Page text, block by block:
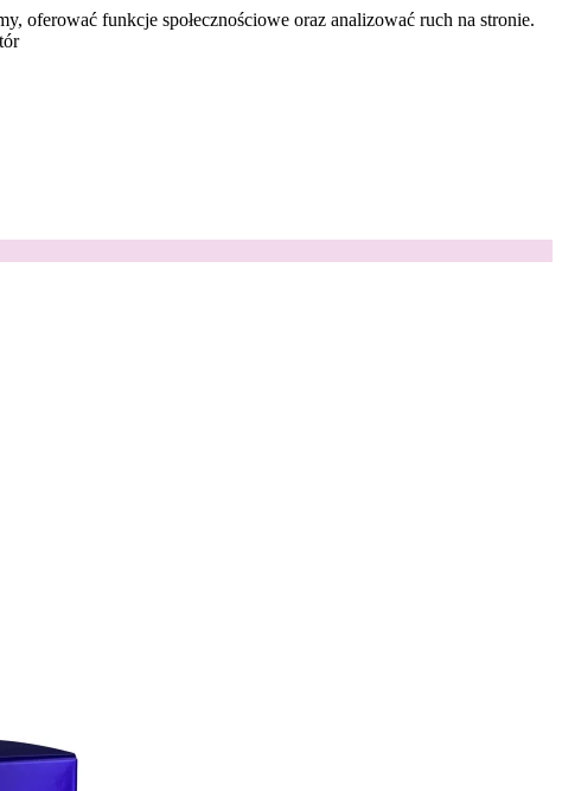
oferować funkcje społecznościowe oraz analizować ruch na stronie.